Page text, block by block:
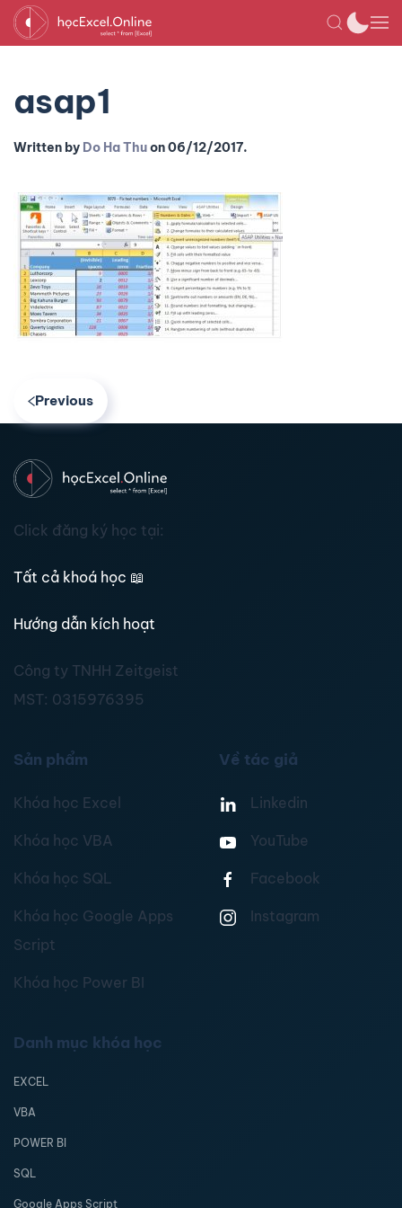
asap1
Written by Do Ha Thuon06/12/2017.
Previous
Click đăng ký học tại:
Tất cả khoá học 📖
Hướng dẫn kích hoạt
Công ty TNHH Zeitgeist
MST: 0315976395
Sản phẩm
Khóa học Excel
Khóa học VBA
Khóa học SQL
Khóa học Google Apps
Script
Khóa học Power BI
Về tác giả
Linkedin
YouTube
Facebook
Instagram
Danh mục khóa học
EXCEL
VBA
POWER BI
SQL
Google Apps Script